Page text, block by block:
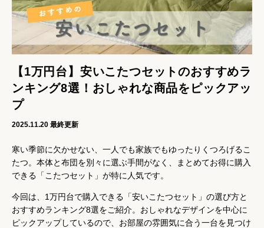
【1万円台】安いこたつセットのおすすめラ
ンキング8選！おしゃれな商品をピックアッ
プ
2025.11.20 最終更新
寒い季節に欠かせない、一人でも家族でもゆったりくつろげるこ
たつ。本体と布団を別々に選ぶ手間がなく、まとめてお得に購入
できる「こたつセット」が特に人気です。
今回は、1万円台で購入できる「安いこたつセット」の選び方と
おすすめランキング8選をご紹介。おしゃれなデザインを中心に
ピックアップしているので、お部屋の雰囲気に合う一台を見つけ